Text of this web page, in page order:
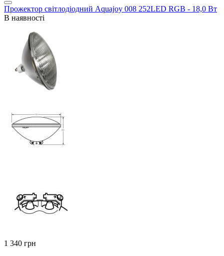
Прожектор світлодіодний Aquajoy 008 252LED RGB - 18,0 Вт
В наявності
‍1 340‍ грн